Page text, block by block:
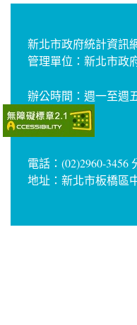
新北市政府統計資訊
管理單位：新北市政
辦公時間：週一至週
電話：(02)2960-3456
地址：新北市板橋區